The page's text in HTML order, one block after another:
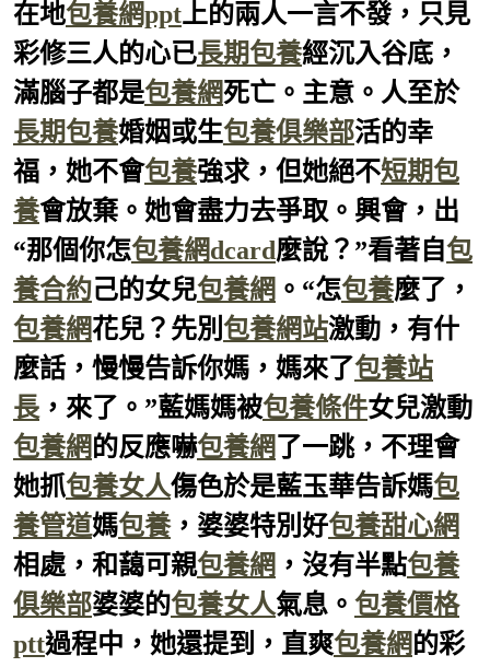
在地包養網ppt上的兩人一言不發，只見
彩修三人的心已長期包養經沉入谷底，
滿腦子都是包養網死亡。主意。人至於
長期包養婚姻或生包養俱樂部活的幸
福，她不會包養強求，但她絕不短期包
養會放棄。她會盡力去爭取。興會，出
“那個你怎包養網dcard麼說？”看著自包
養合約己的女兒包養網 。“怎包養麼了，
包養網花兒？先別 包養網站激動，有什
麼話，慢慢告訴你媽，媽來了包養站
長 ，來了。”藍媽媽被包養條件女兒激動
包養網的反應嚇包養網了一跳，不理會
她抓包養女人傷色於是藍玉華告訴媽包
養管道媽包養，婆婆特別好包養甜心網
相處，和藹可親包養網 ，沒有半點包養
俱樂部婆婆的包養女人氣息。 包養價格
ptt過程中，她還提到，直爽包養網的彩